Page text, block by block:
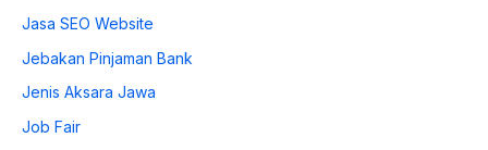
Jasa SEO Website
Jebakan Pinjaman Bank
Jenis Aksara Jawa
Job Fair